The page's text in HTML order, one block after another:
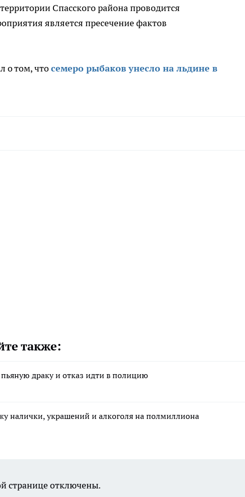
Спасского района проводится
является пресечение фактов
о том, чтосемеро рыбаков унесло на льдине в
также:
драку и отказ идти в полицию
налички, украшений и алкоголя на полмиллиона
странице отключены.